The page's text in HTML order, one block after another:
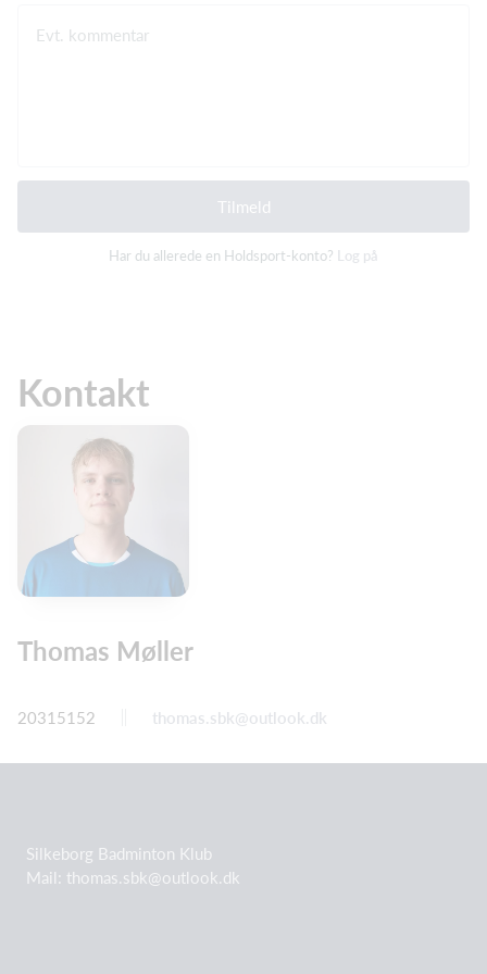
Evt. kommentar
Tilmeld
Har du allerede en Holdsport-konto? Log på
Kontakt
Thomas Møller
20315152 thomas.sbk@outlook.dk
Silkeborg Badminton Klub
Mail: thomas.sbk@outlook.dk